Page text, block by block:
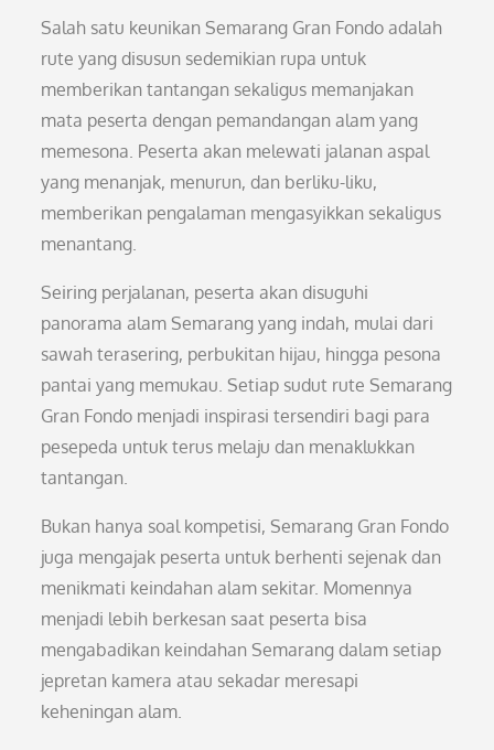
Salah satu keunikan Semarang Gran Fondo adalah
rute yang disusun sedemikian rupa untuk
memberikan tantangan sekaligus memanjakan
mata peserta dengan pemandangan alam yang
memesona. Peserta akan melewati jalanan aspal
yang menanjak, menurun, dan berliku-liku,
memberikan pengalaman mengasyikkan sekaligus
menantang.
Seiring perjalanan, peserta akan disuguhi
panorama alam Semarang yang indah, mulai dari
sawah terasering, perbukitan hijau, hingga pesona
pantai yang memukau. Setiap sudut rute Semarang
Gran Fondo menjadi inspirasi tersendiri bagi para
pesepeda untuk terus melaju dan menaklukkan
tantangan.
Bukan hanya soal kompetisi, Semarang Gran Fondo
juga mengajak peserta untuk berhenti sejenak dan
menikmati keindahan alam sekitar. Momennya
menjadi lebih berkesan saat peserta bisa
mengabadikan keindahan Semarang dalam setiap
jepretan kamera atau sekadar meresapi
keheningan alam.